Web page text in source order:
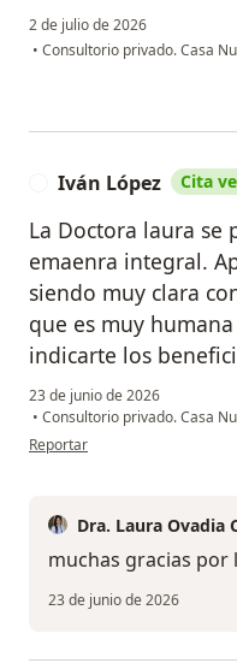
2 de julio de 2026
• Consultorio privado. Casa
Iván López Cita
La Doctora laura se
emaenra integral.
siendo muy clara
que es muy
indicarte los
23 de junio de 2026
• Consultorio privado. Casa
en opinión del usuario Iván
Reportar
Dra. Laura Ovadia
muchas gracias por
23 de junio de 2026